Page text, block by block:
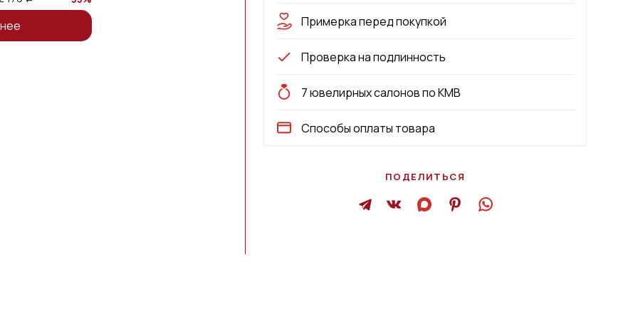
Примерка перед покупкой
Проверка на подлинность
7 ювелирных салонов по КМВ
Способы оплаты товара
ПОДЕЛИТЬСЯ